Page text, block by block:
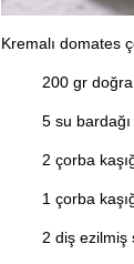
Kremalı domates
200 gr
5 su bardağı
2 çorba
1 çorba
2 diş ezilmiş